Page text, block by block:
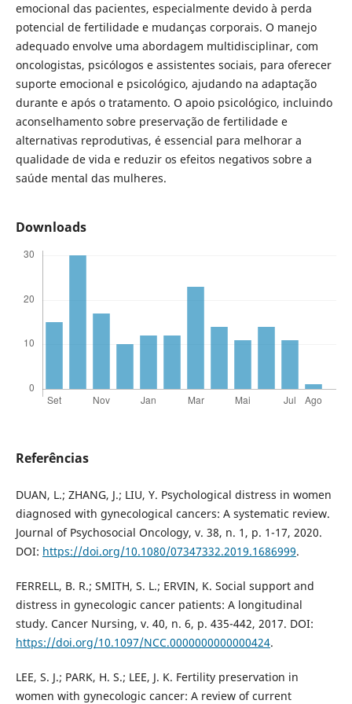
emocional das pacientes, especialmente devido à perda
potencial de fertilidade e mudanças corporais. O manejo
adequado envolve uma abordagem multidisciplinar, com
oncologistas, psicólogos e assistentes sociais, para oferecer
suporte emocional e psicológico, ajudando na adaptação
durante e após o tratamento. O apoio psicológico, incluindo
aconselhamento sobre preservação de fertilidade e
alternativas reprodutivas, é essencial para melhorar a
qualidade de vida e reduzir os efeitos negativos sobre a
saúde mental das mulheres.
Downloads
Referências
DUAN, L.; ZHANG, J.; LIU, Y. Psychological distress in women
diagnosed with gynecological cancers: A systematic review.
Journal of Psychosocial Oncology, v. 38, n. 1, p. 1-17, 2020.
DOI: https://doi.org/10.1080/07347332.2019.1686999.
FERRELL, B. R.; SMITH, S. L.; ERVIN, K. Social support and
distress in gynecologic cancer patients: A longitudinal
study. Cancer Nursing, v. 40, n. 6, p. 435-442, 2017. DOI:
https://doi.org/10.1097/NCC.0000000000000424.
LEE, S. J.; PARK, H. S.; LEE, J. K. Fertility preservation in
women with gynecologic cancer: A review of current